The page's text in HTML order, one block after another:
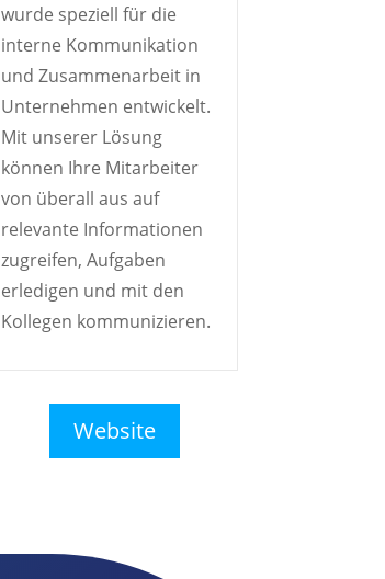
wurde speziell für die
interne Kommunikation
und Zusammenarbeit in
Unternehmen entwickelt.
Mit unserer Lösung
können Ihre Mitarbeiter
von überall aus auf
relevante Informationen
zugreifen, Aufgaben
erledigen und mit den
Kollegen kommunizieren.
Website